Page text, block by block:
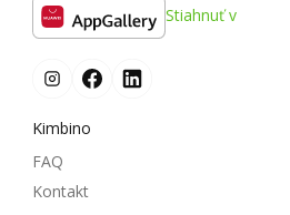
Stiahnuť v
Kimbino
FAQ
Kontakt